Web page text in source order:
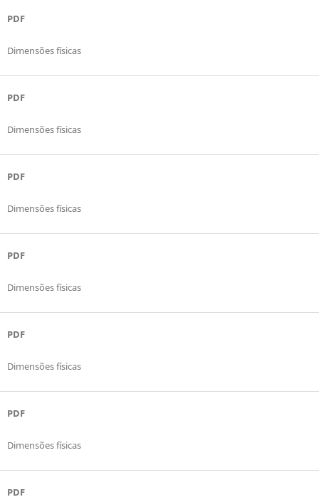
PDF
Dimensões físicas
PDF
Dimensões físicas
PDF
Dimensões físicas
PDF
Dimensões físicas
PDF
Dimensões físicas
PDF
Dimensões físicas
PDF